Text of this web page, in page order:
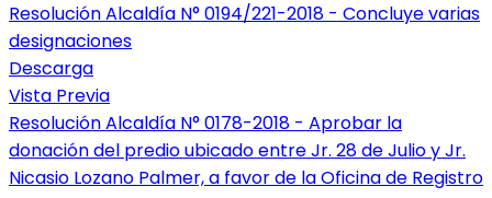
Resolución Alcaldía N° 0194/221-2018 - Concluye varias
designaciones
Descarga
Vista Previa
Resolución Alcaldía N° 0178-2018 - Aprobar la
donación del predio ubicado entre Jr. 28 de Julio y Jr.
Nicasio Lozano Palmer, a favor de la Oficina de Registro